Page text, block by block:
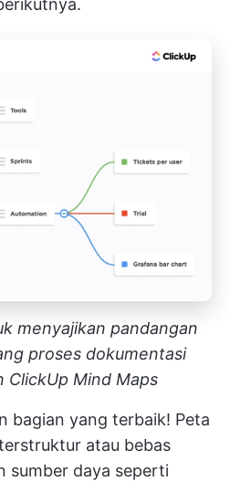
menyajikan pandangan
proses dokumentasi
ClickUp Mind Maps
bagian yang terbaik! Peta
atau bebas
sumber daya seperti